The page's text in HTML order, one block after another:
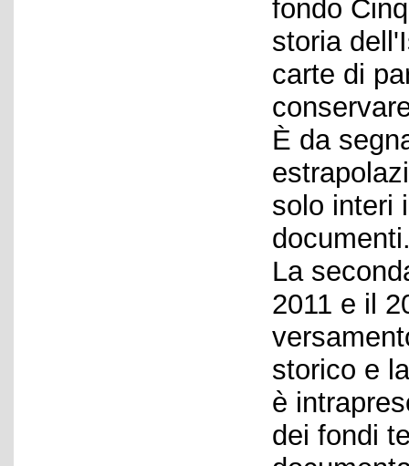
fondo
storia
carte di
È da
solo interi
La
2011 e il
storico e
è
dei fondi